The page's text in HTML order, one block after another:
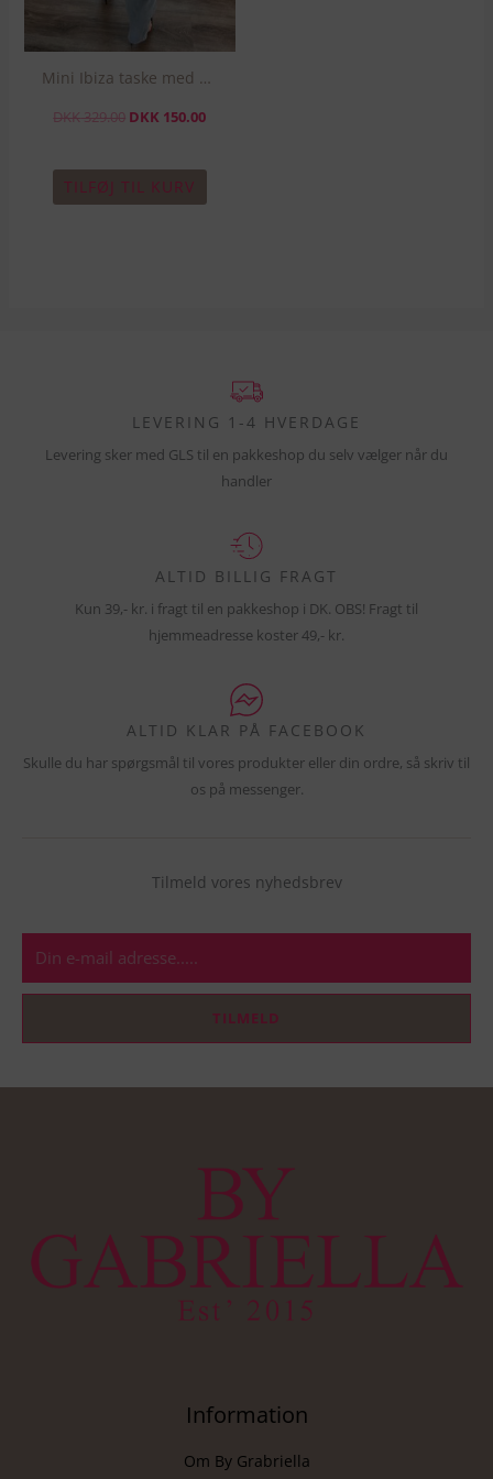
Mini Ibiza taske med palietter
DKK329.00 DKK 150.00
TILFØJ TIL KURV
LEVERING 1-4 HVERDAGE
Levering sker med GLS til en pakkeshop du selv vælger når du
handler
ALTID BILLIG FRAGT
Kun 39,- kr. i fragt til en pakkeshop i DK. OBS! Fragt til
hjemmeadresse koster 49,- kr.
ALTID KLAR PÅ FACEBOOK
Skulle du har spørgsmål til vores produkter eller din ordre, så skriv til
os på messenger.
Tilmeld vores nyhedsbrev
TILMELD
Information
Om By Grabriella